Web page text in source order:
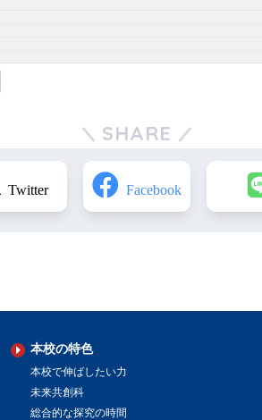
SHARE
本校の特色
本校で伸ばしたい力
未来共創科
総合的な探究の時間